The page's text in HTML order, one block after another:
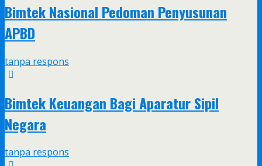
Bimtek Nasional Pedoman Penyusunan
APBD
tanpa respons
Bimtek Keuangan Bagi Aparatur Sipil
Negara
tanpa respons